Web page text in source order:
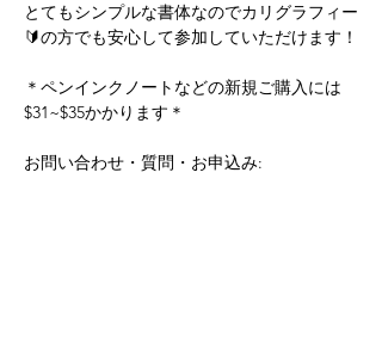
とてもシンプルな書体なのでカリグラフィー
🔰の方でも安心して参加していただけます！
＊ペンインクノートなどの新規ご購入には
$31~$35かかります＊
お問い合わせ・質問・お申込み: